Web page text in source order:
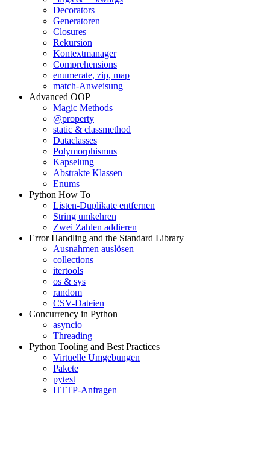
Decorators
Generatoren
Closures
Rekursion
Kontextmanager
Comprehensions
enumerate, zip, map
match-Anweisung
Advanced OOP
Magic Methods
@property
static & classmethod
Dataclasses
Polymorphismus
Kapselung
Abstrakte Klassen
Enums
Python How To
Listen-Duplikate entfernen
String umkehren
Zwei Zahlen addieren
Error Handling and the Standard Library
Ausnahmen auslösen
collections
itertools
os & sys
random
CSV-Dateien
Concurrency in Python
asyncio
Threading
Python Tooling and Best Practices
Virtuelle Umgebungen
Pakete
pytest
HTTP-Anfragen